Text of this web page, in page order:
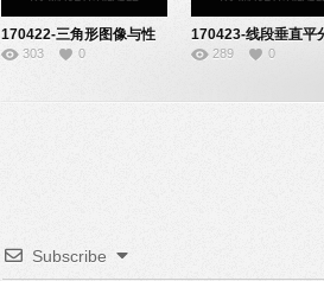
170422-三角形图像与性
质命题-22140633
303 0
170423-线段垂直平
的性质-22140614
289 0
Subscribe